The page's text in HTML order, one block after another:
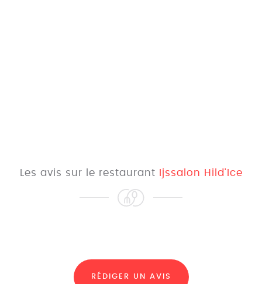
Les avis sur le restaurant Ijssalon Hild'Ice
RÉDIGER UN AVIS